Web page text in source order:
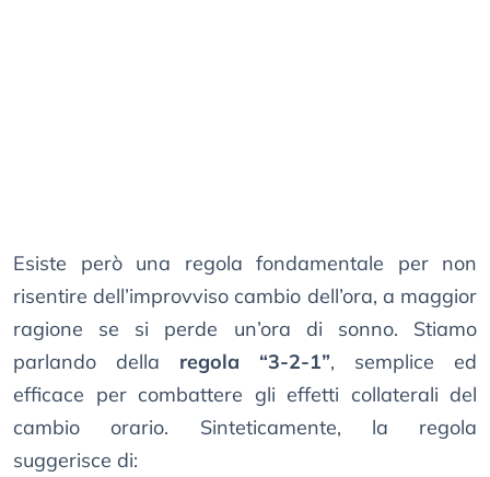
Esiste però una regola fondamentale per non
risentire dell’improvviso cambio dell’ora, a maggior
ragione se si perde un’ora di sonno. Stiamo
parlando della regola “3-2-1”, semplice ed
efficace per combattere gli effetti collaterali del
cambio orario. Sinteticamente, la regola
suggerisce di: